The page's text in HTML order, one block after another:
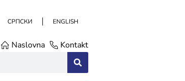
СРПСКИ ENGLISH
Naslovna Kontakt